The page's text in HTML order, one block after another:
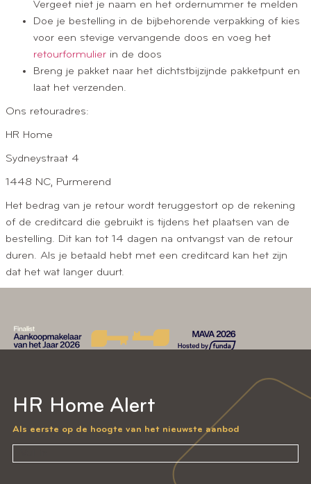
Vergeet niet je naam en het ordernummer te melden
Doe je bestelling in de bijbehorende verpakking of kies
voor een stevige vervangende doos en voeg het
retourformulier in de doos
Breng je pakket naar het dichtstbijzijnde pakketpunt en
laat het verzenden.
Ons retouradres:
HR Home
Sydneystraat 4
1448 NC, Purmerend
Het bedrag van je retour wordt teruggestort op de rekening
of de creditcard die gebruikt is tijdens het plaatsen van de
bestelling. Dit kan tot 14 dagen na ontvangst van de retour
duren. Als je betaald hebt met een creditcard kan het zijn
dat het wat langer duurt.
HR Home Alert
Als eerste op de hoogte van het nieuwste aanbod